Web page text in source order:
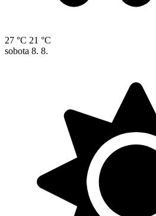
27 °C 21 °C
sobota 8. 8.